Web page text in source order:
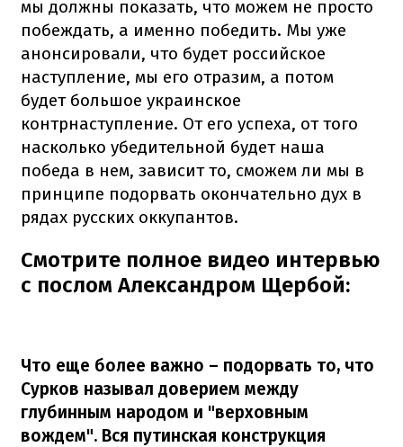
мы должны показать, что можем не просто
побеждать, а именно победить. Мы уже
анонсировали, что будет российское
наступление, мы его отразим, а потом
будет большое украинское
контрнаступление. От его успеха, от того
насколько убедительной будет наша
победа в нем, зависит то, сможем ли мы в
принципе подорвать окончательно дух в
рядах русских оккупантов.
Смотрите полное видео интервью
с послом Александром Щербой:
Что еще более важно – подорвать то, что
Сурков называл доверием между
глубинным народом и "верховным
вождем". Вся путинская конструкция